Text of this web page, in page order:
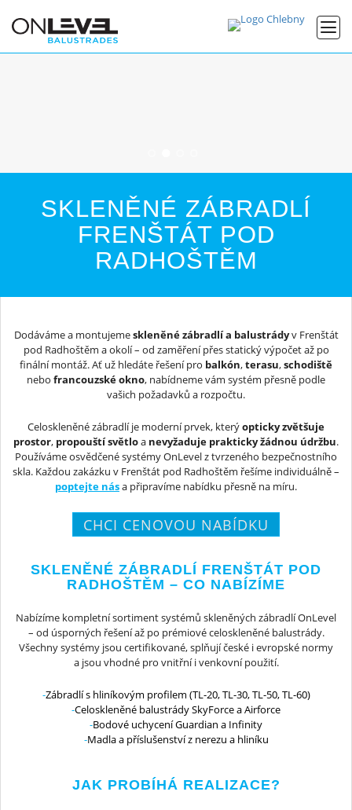
SKLENĚNÉ ZÁBRADLÍ
FRENŠTÁT POD
RADHOŠTĚM
Dodáváme a montujemeskleněné zábradlí a balustrádyv Frenštát
pod Radhoštěm a okolí – od zaměření přes statický výpočet až po
finální montáž. Ať už hledáte řešení pro balkón,terasu,schodiště
nebo francouzské okno, nabídneme vám systém přesně podle
vašich požadavků a rozpočtu.
Celoskleněné zábradlí je moderní prvek, kterýopticky zvětšuje
prostor, propouští světloa nevyžaduje prakticky žádnou údržbu.
Používáme osvědčené systémy OnLevel z tvrzeného bezpečnostního
skla. Každou zakázku v Frenštát pod Radhoštěm řešíme individuálně –
poptejte nása připravíme nabídku přesně na míru.
CHCI CENOVOU NABÍDKU
SKLENĚNÉ ZÁBRADLÍ FRENŠTÁT POD
RADHOŠTĚM – CO NABÍZÍME
Nabízíme kompletní sortiment systémů skleněných zábradlí OnLevel
– od úsporných řešení až po prémiové celoskleněné balustrády.
Všechny systémy jsou certifikované, splňují české i evropské normy
a jsou vhodné pro vnitřní i venkovní použití.
Zábradlí s hliníkovým profilem (TL-20, TL-30, TL-50, TL-60)
Celoskleněné balustrády SkyForce a Airforce
Bodové uchycení Guardian a Infinity
Madla a příslušenství z nerezu a hliníku
JAK PROBÍHÁ REALIZACE?